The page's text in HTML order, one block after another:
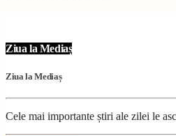
Ziua la Mediaș
Ziua la Mediaș
Cele mai importante știri ale zilei le